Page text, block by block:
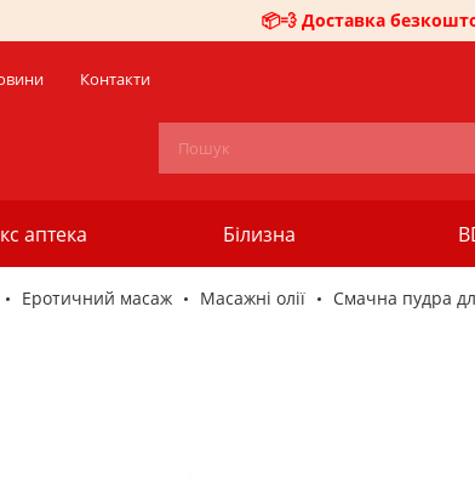
📦💨 Доставка
Контакти
аптека Білизна
Еротичний масаж Масажні олії Смачна пудра